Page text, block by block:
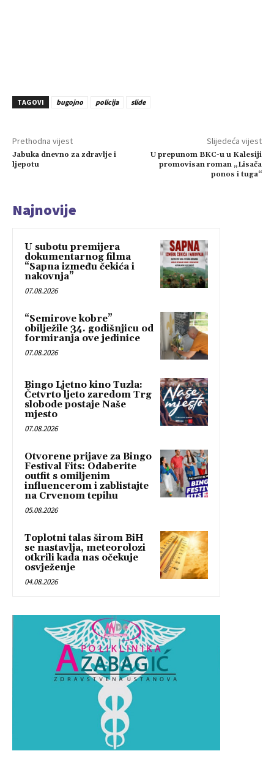
TAGOVI bugojno policija slide
Prethodna vijest
Jabuka dnevno za zdravlje i
ljepotu
Slijedeća vijest
U prepunom BKC-u u Kalesiji
promovisan roman „Lisača
ponos i tuga“
Najnovije
U subotu premijera
dokumentarnog filma
“Sapna između čekića i
nakovnja”
07.08.2026
“Semirove kobre”
obilježile 34. godišnjicu od
formiranja ove jedinice
07.08.2026
Bingo Ljetno kino Tuzla:
Četvrto ljeto zaredom Trg
slobode postaje Naše
mjesto
07.08.2026
Otvorene prijave za Bingo
Festival Fits: Odaberite
outfit s omiljenim
influencerom i zablistajte
na Crvenom tepihu
05.08.2026
Toplotni talas širom BiH
se nastavlja, meteorolozi
otkrili kada nas očekuje
osvježenje
04.08.2026